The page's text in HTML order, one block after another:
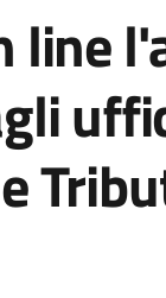
line